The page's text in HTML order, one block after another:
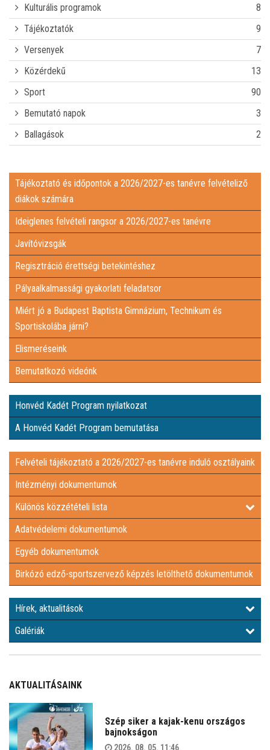
KAPCSOLAT
TÁJÉKOZTATÓ ÉS IDŐPONTOK A 2026/2027-ES TANÉVRE
FELVÉTELIZŐ DIÁKOK SZÁMÁRA
IDEIGLENES FELVÉTELI RANGSOR A 2026/2027-ES TANÉVRE
JAVÍTÓVIZSGÁK
REGISZTRÁCIÓ ÉRETTSÉGI BETEKINTÉSHEZ
PÁLYAALKALMASSÁGI GYAKORLATI FELADATSOR
MIÉRT JÓ A BUDAPEST BAPTISTA GIMNÁZIUM, TECHNIKUM
ÉS SPORTISKOLÁBA JÁRNI?
ELISMERÉSEINK
BEMUTATKOZÓ VIDEÓNK
HONVÉD KADÉT PROGRAM NYILATKOZAT
A HONVÉD KADÉT PROGRAM BEMUTATÁSA
FELVÉTELI TÁJÉKOZTATÓ A 2026/2027-ES TANÉVRE INDULÓ
OSZTÁLYAINK
INTÉZMÉNYI DOKUMENTUMOK
KÜLÖNÖS KÖZZÉTÉTELI LISTA
ADATVÉDELEMI DOKUMENTUMOK
EGYÉB DOKUMENTUMOK
BIRKÓZÓ EDZŐ-SPORTSZERVEZŐ KÉPZÉS LETÖLTHETŐ
DOKUMENTUMOK
HÍREK, AKTUALITÁSOK
GALÉRIÁK
Kulturális programok
8
Tájékoztatók
9
Versenyek
7
Közérdekű
13
Sport
90
Bemutató napok
3
Ballagások
2
Tájékoztató és időpontok a 2026/2027-es tanévre felvételiző
diákok számára
Ideiglenes felvételi rangsor a 2026/2027-es tanévre
Javítóvizsgák
Regisztráció érettségi betekintéshez
Pályaalkalmassági gyakorlati feladatsor
Miért jó a Budapest Baptista Gimnázium, Technikum és
Sportiskolába járni?
Elismeréseink
Bemutatkozó videónk
Honvéd Kadét Program nyilatkozat
A Honvéd Kadét Program bemutatása
Felvételi tájékoztató a 2026/2027-es tanévre induló osztályaink
Intézményi dokumentumok
Különös közzétételi lista
Adatvédelemi dokumentumok
Egyéb dokumentumok
Birkózó edző-sportszervező képzés letölthető dokumentumok
Hírek, aktualitások
Galériák
AKTUALITÁSAINK
Szép siker a kajak-kenu országos
bajnokságon
2026. 08. 05. 11:46